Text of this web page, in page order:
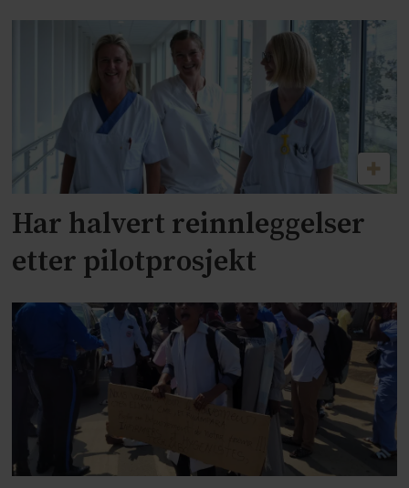
Har halvert reinnleggelser
etter pilotprosjekt